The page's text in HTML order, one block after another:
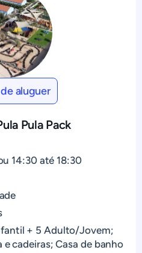
aluguer
Pula Pack
14:30 até 18:30
+ 5 Adulto/Jovem;
cadeiras; Casa de banho